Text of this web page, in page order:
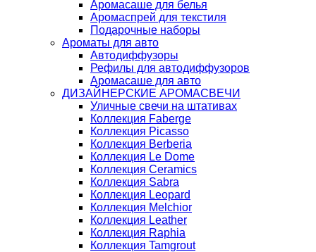
Аромасаше для белья
Аромаспрей для текстиля
Подарочные наборы
Ароматы для авто
Автодиффузоры
Рефилы для автодиффузоров
Аромасаше для авто
ДИЗАЙНЕРСКИЕ АРОМАСВЕЧИ
Уличные свечи на штативах
Коллекция Faberge
Коллекция Picasso
Коллекция Berberia
Коллекция Le Dome
Коллекция Ceramics
Коллекция Sabra
Коллекция Leopard
Коллекция Melchior
Коллекция Leather
Коллекция Raphia
Коллекция Tamgrout